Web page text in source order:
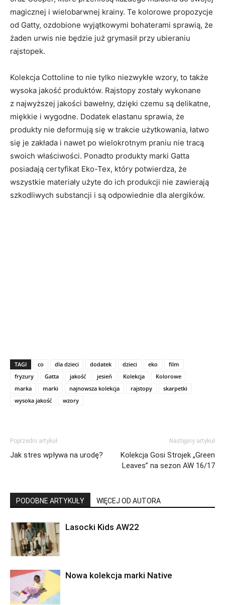
magicznej i wielobarwnej krainy. Te kolorowe propozycje
od Gatty, ozdobione wyjątkowymi bohaterami sprawią, że
żaden urwis nie będzie już grymasił przy ubieraniu
rajstopek.
Kolekcja Cottoline to nie tylko niezwykłe wzory, to także
wysoka jakość produktów. Rajstopy zostały wykonane
z najwyższej jakości bawełny, dzięki czemu są delikatne,
miękkie i wygodne. Dodatek elastanu sprawia, że
produkty nie deformują się w trakcie użytkowania, łatwo
się je zakłada i nawet po wielokrotnym praniu nie tracą
swoich właściwości. Ponadto produkty marki Gatta
posiadają certyfikat Eko-Tex, który potwierdza, że
wszystkie materiały użyte do ich produkcji nie zawierają
szkodliwych substancji i są odpowiednie dla alergików.
TAGI co dla dzieci dodatek dzieci eko
film
fryzury
Gatta jakość jesień Kolekcja
Kolorowe
marka
marki najnowsza kolekcja rajstopy
skarpetki
wysoka jakość
wzory
Poprzedni artykuł
Jak stres wpływa na urodę?
Następny artykuł
Kolekcja Gosi Strojek „Green
Leaves” na sezon AW 16/17
PODOBNE ARTYKUŁY WIĘCEJ OD AUTORA
Lasocki Kids AW22
Nowa kolekcja marki Native